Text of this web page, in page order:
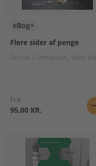
eBog+
Flere sider af penge
Gunnar C. Adriansen Mads Waneck
Fra
95,00 KR.